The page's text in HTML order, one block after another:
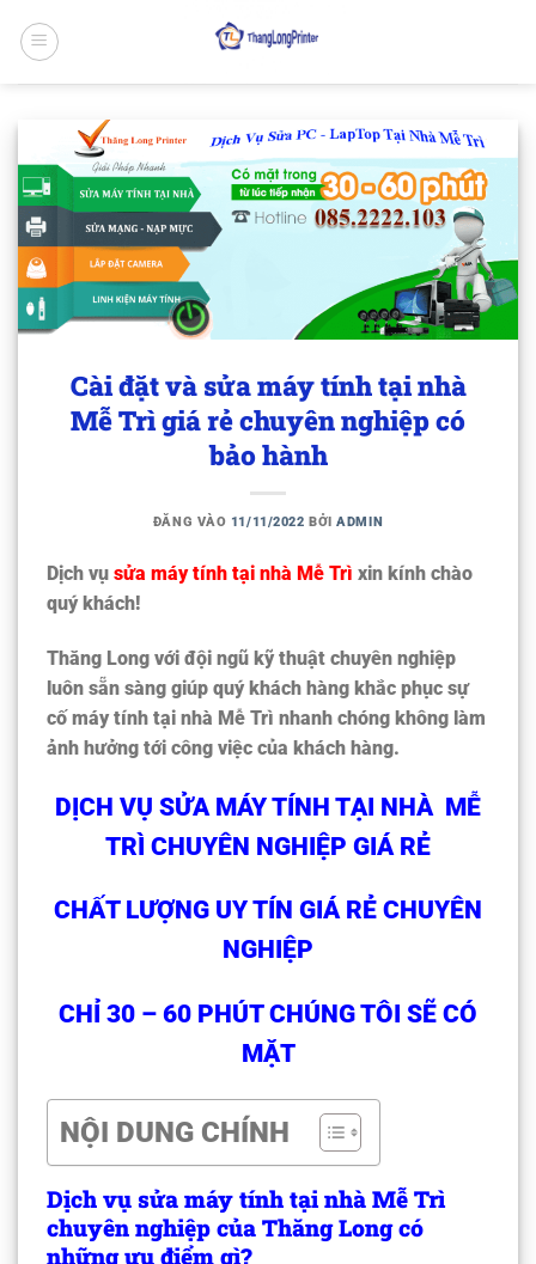
qua
Cài đặt và sửa máy tính tại nhà
Mễ Trì giá rẻ chuyên nghiệp có
bảo hành
ĐĂNG VÀO 11/11/2022 BỞIADMIN
Dịch vụ sửa máy tính tại nhà Mễ Trì xin kính chào
quý khách!
Thăng Long với đội ngũ kỹ thuật chuyên nghiệp
luôn sẵn sàng giúp quý khách hàng khắc phục sự
cố máy tính tại nhà Mễ Trì nhanh chóng không làm
ảnh hưởng tới công việc của khách hàng.
DỊCH VỤ SỬA MÁY TÍNH TẠI NHÀ MỄ
TRÌ CHUYÊN NGHIỆP GIÁ RẺ
CHẤT LƯỢNG UY TÍN GIÁ RẺ CHUYÊN
NGHIỆP
CHỈ 30 – 60 PHÚT CHÚNG TÔI SẼ CÓ
MẶT
NỘI DUNG CHÍNH
Dịch vụ sửa máy tính tại nhà Mễ Trì
chuyên nghiệp của Thăng Long có
những ưu điểm gì?